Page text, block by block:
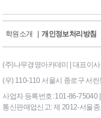
학원소개 개인정보처리방침
(주)나무경영아카데미 | 대표이사
(우) 110-110 서울시 종로구 서
사업자 등록번호: 101-86-75040 |
통신판매업신고: 제 2012-서울